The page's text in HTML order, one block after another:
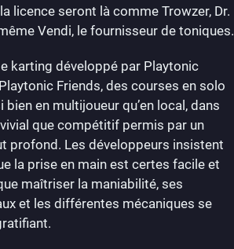
licence seront là comme Trowzer, Dr.
Vendi, le fournisseur de toniques.
karting développé par Playtonic
Friends, des courses en solo
bien en multijoueur qu’en local, dans
que compétitif permis par un
profond. Les développeurs insistent
la prise en main est certes facile et
maîtriser la maniabilité, ses
et les différentes mécaniques se